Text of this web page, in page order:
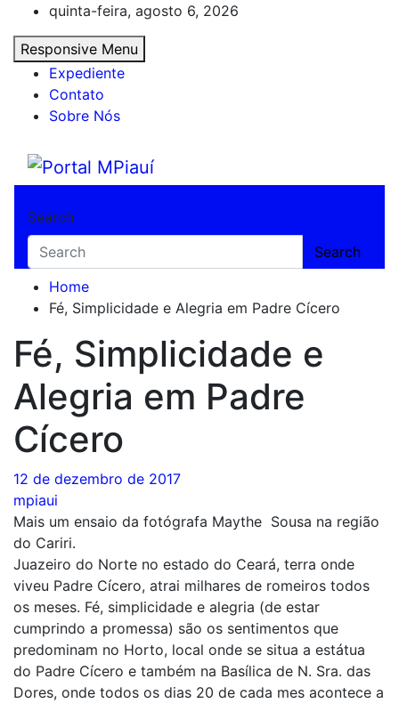
content
quinta-feira, agosto 6, 2026
Responsive Menu
Expediente
Contato
Sobre Nós
Portal MPiauí
Search
Search
Home
Fé, Simplicidade e Alegria em Padre Cícero
Fé, Simplicidade e
Alegria em Padre
Cícero
12 de dezembro de 2017
mpiaui
Mais um ensaio da fotógrafa Maythe Sousa na região
do Cariri.
Juazeiro do Norte no estado do Ceará, terra onde
viveu Padre Cícero, atrai milhares de romeiros todos
os meses. Fé, simplicidade e alegria (de estar
cumprindo a promessa) são os sentimentos que
predominam no Horto, local onde se situa a estátua
do Padre Cícero e também na Basílica de N. Sra. das
Dores, onde todos os dias 20 de cada mes acontece a